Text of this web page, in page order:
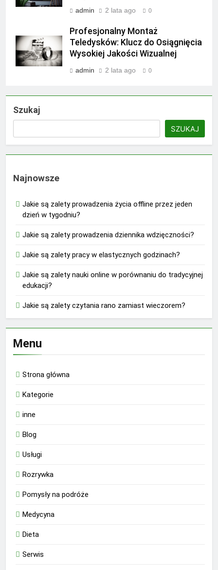
admin 2 lata ago 0
Profesjonalny Montaż
Teledysków: Klucz do Osiągnięcia
Wysokiej Jakości Wizualnej
admin 2 lata ago 0
Szukaj
SZUKAJ
Najnowsze
Jakie są zalety prowadzenia życia offline przez jeden
dzień w tygodniu?
Jakie są zalety prowadzenia dziennika wdzięczności?
Jakie są zalety pracy w elastycznych godzinach?
Jakie są zalety nauki online w porównaniu do tradycyjnej
edukacji?
Jakie są zalety czytania rano zamiast wieczorem?
Menu
Strona główna
Kategorie
inne
Blog
Usługi
Rozrywka
Pomysły na podróże
Medycyna
Dieta
Serwis